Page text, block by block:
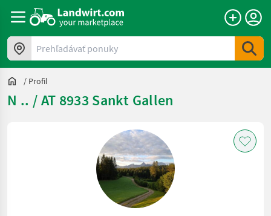
Prehľadávať ponuky
/ Profil
N .. / AT 8933 Sankt Gallen